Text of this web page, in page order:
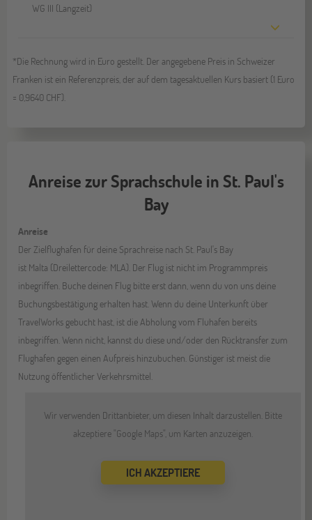
WG III (Langzeit)
*Die Rechnung wird in Euro gestellt. Der angegebene Preis in Schweizer
Franken ist ein Referenzpreis, der auf dem tagesaktuellen Kurs basiert (1 Euro
= 0,9640 CHF).
Anreise zur Sprachschule in St. Paul's
Bay
Anreise
Der Zielflughafen für deine Sprachreise nach St. Paul's Bay
ist Malta (Dreilettercode: MLA). Der Flug ist nicht im Programmpreis
inbegriffen. Buche deinen Flug bitte erst dann, wenn du von uns deine
Buchungsbestätigung erhalten hast. Wenn du deine Unterkunft über
TravelWorks gebucht hast, ist die Abholung vom Fluhafen bereits
inbegriffen. Wenn nicht, kannst du diese und/oder den Rücktransfer zum
Flughafen gegen einen Aufpreis hinzubuchen. Günstiger ist meist die
Nutzung öffentlicher Verkehrsmittel.
Wir verwenden Drittanbieter, um diesen Inhalt darzustellen. Bitte
akzeptiere "Google Maps", um Karten anzuzeigen.
ICH AKZEPTIERE